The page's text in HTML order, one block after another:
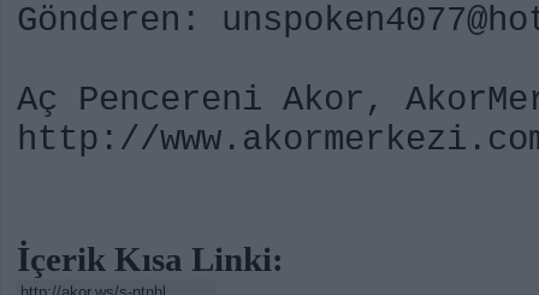
Gönderen:
Aç Pencereni Akor,
http://
İçerik Kısa Linki: